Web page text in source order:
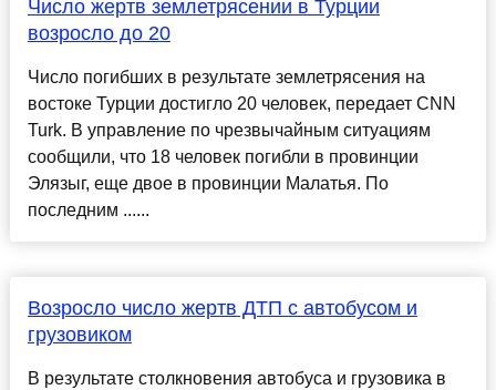
Число жертв землетрясении в Турции
возросло до 20
Число погибших в результате землетрясения на
востоке Турции достигло 20 человек, передает CNN
Turk. В управление по чрезвычайным ситуациям
сообщили, что 18 человек погибли в провинции
Элязыг, еще двое в провинции Малатья. По
последним ......
Возросло число жертв ДТП с автобусом и
грузовиком
В результате столкновения автобуса и грузовика в